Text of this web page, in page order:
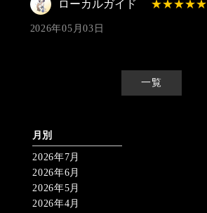
ローカルガイド
2026年05月03日
一覧
月別
2026年7月
2026年6月
2026年5月
2026年4月